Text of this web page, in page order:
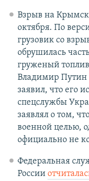
Взрыв на
октября. По
грузовик со
обрушилась
груженый
Владимир Путин
заявил, что его
спецслужбы
заявлял о том,
военной целью,
официально не
Федеральная
России